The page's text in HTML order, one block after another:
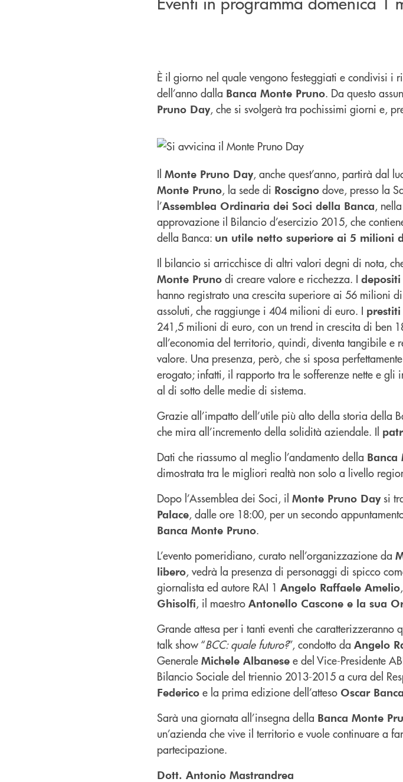
È il giorno nel quale vengono festeggiati e condivisi i
dell’anno dalla Banca Monte Pruno. Da questo
Pruno Day, che si svolgerà tra pochissimi giorni e,
Il Monte Pruno Day, anche quest’anno, partirà dal
Monte Pruno, la sede di Roscigno dove, presso la
l’Assemblea Ordinaria dei Soci della Banca,
approvazione il Bilancio d’esercizio 2015, che
della Banca: un utile netto superiore ai 5 milioni
Il bilancio si arricchisce di altri valori degni di nota,
Monte Pruno di creare valore e ricchezza. I depositi
hanno registrato una crescita superiore ai 56 milioni
assoluti, che raggiunge i 404 milioni di euro. I prestiti
241,5 milioni di euro, con un trend in crescita di ben
all’economia del territorio, quindi, diventa tangibile e
valore. Una presenza, però, che si sposa
erogato; infatti, il rapporto tra le sofferenze nette e gli
al di sotto delle medie di sistema.
Grazie all’impatto dell’utile più alto della storia della
che mira all’incremento della solidità aziendale. Il
Dati che riassumo al meglio l’andamento della Banca
dimostrata tra le migliori realtà non solo a livello
Dopo l’Assemblea dei Soci, il Monte Pruno Daysi
Palace, dalle ore 18:00, per un secondo
Banca Monte Pruno.
L’evento pomeridiano, curato nell’organizzazione da
libero, vedrà la presenza di personaggi di spicco
giornalista ed autore RAI 1 Angelo Raffaele Amelio
Ghisolfi, il maestro Antonello Cascone e la sua
Grande attesa per i tanti eventi che caratterizzeranno
talk show “BCC: quale futuro?”, condotto da Angelo
Generale Michele Albanese e del Vice-Presidente
Bilancio Sociale del triennio 2013-2015 a cura del
Federico e la prima edizione dell’atteso Oscar
Sarà una giornata all’insegna della Banca Monte
un’azienda che vive il territorio e vuole continuare a
partecipazione.
Dott. Antonio Mastrandrea